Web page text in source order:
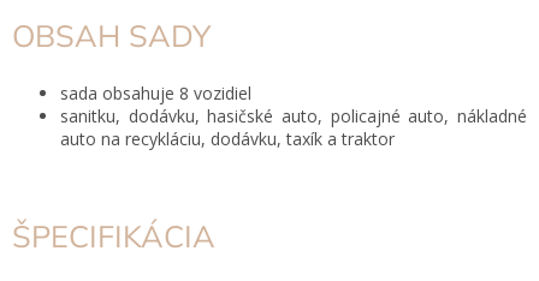
OBSAH SADY
sada obsahuje 8 vozidiel
sanitku, dodávku, hasičské auto, policajné auto, nákladné
auto na recykláciu, dodávku, taxík a traktor
ŠPECIFIKÁCIA